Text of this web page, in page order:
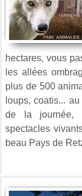
hectares, vous
les allées
plus de 500
loups, coatis...
de la journée,
spectacles
beau Pays de